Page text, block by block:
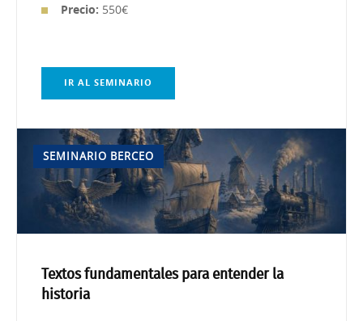
Precio: 550€
IR AL SEMINARIO
SEMINARIO BERCEO
Textos fundamentales para entender la
historia